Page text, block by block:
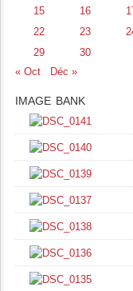
15
16
22
23
29
30
« Oct
Déc »
IMAGE BANK